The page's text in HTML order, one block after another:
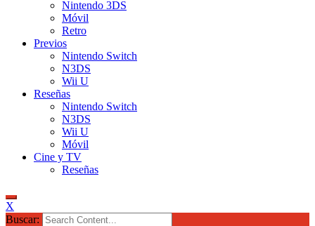
Nintendo 3DS
Móvil
Retro
Previos
Nintendo Switch
N3DS
Wii U
Reseñas
Nintendo Switch
N3DS
Wii U
Móvil
Cine y TV
Reseñas
X
Buscar: